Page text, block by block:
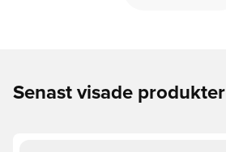
Senast visade produkter